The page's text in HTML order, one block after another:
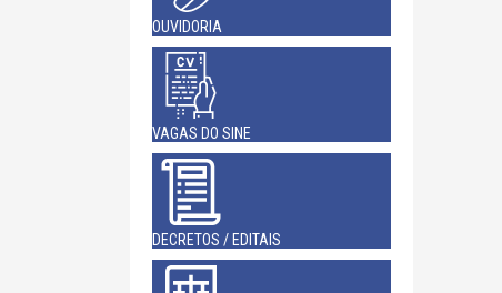
OUVIDORIA
VAGAS DO SINE
DECRETOS / EDITAIS